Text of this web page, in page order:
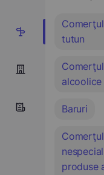
tutun
Baruri
produse